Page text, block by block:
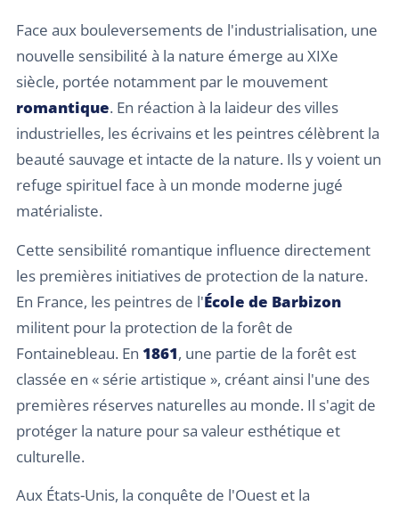
Face aux bouleversements de l'industrialisation, une
nouvelle sensibilité à la nature émerge au XIXe
siècle, portée notamment par le mouvement
romantique. En réaction à la laideur des villes
industrielles, les écrivains et les peintres célèbrent la
beauté sauvage et intacte de la nature. Ils y voient un
refuge spirituel face à un monde moderne jugé
matérialiste.
Cette sensibilité romantique influence directement
les premières initiatives de protection de la nature.
En France, les peintres de l'École de Barbizon
militent pour la protection de la forêt de
Fontainebleau. En 1861, une partie de la forêt est
classée en « série artistique », créant ainsi l'une des
premières réserves naturelles au monde. Il s'agit de
protéger la nature pour sa valeur esthétique et
culturelle.
Aux États-Unis, la conquête de l'Ouest et la